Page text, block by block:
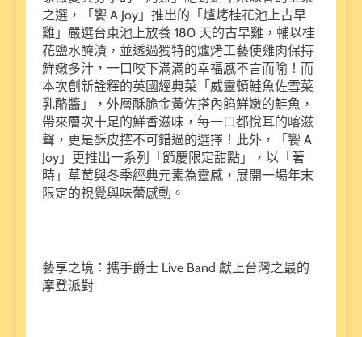
之選，「饗 A Joy」推出的「爐烤桂花池上古早
雞」嚴選台東池上放養 180 天的古早雞，輔以桂
花鹽水醃漬，並透過獨特的爐烤工藝使雞肉保持
鮮嫩多汁，一口咬下滿滿的幸福感不言而喻！而
本次創新詮釋的英國經典菜「威靈頓鮭魚佐雪菜
乳酪醬」，外層酥脆金黃佐搭內餡鮮嫩的鮭魚，
帶來層次十足的鮮香滋味，每一口都悅耳的喀滋
聲，更是酥皮控不可錯過的選擇！此外，「饗 A
Joy」更推出一系列「節慶限定甜點」，以「著
時」草莓與冬季經典元素為靈感，展開一場年末
限定的視覺與味蕾感動。
藝享之境：攜手爵士 Live Band 獻上台灣之最的
摩登派對